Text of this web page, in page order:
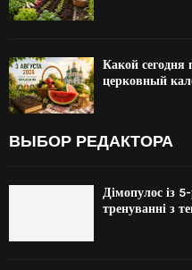
Какой сегодня
церковный
ВЫБОР РЕДАКТОРА
Дімопулос із
тренуванні з